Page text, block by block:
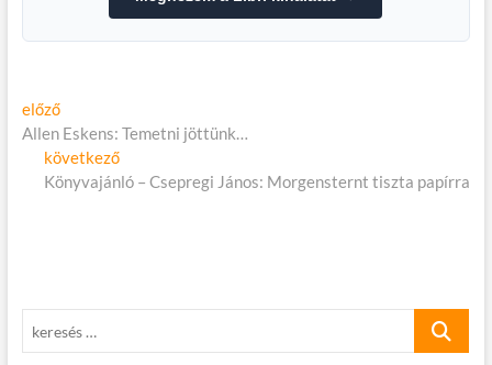
Bejegyzés
navigáció
előzőElőző
cikk:
Allen Eskens: Temetni jöttünk…
következőKövetkező
cikk:
Könyvajánló – Csepregi János: Morgensternt tiszta papírra
keresés